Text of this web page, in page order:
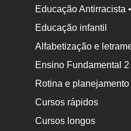
Educação Antirracista •
Educação infantil
Alfabetização e
Ensino Fundamental 2
Rotina e planejamento
Cursos rápidos
Cursos longos